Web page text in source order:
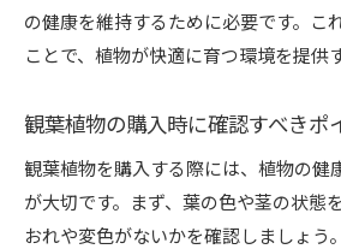
の健康を維持するために必要です。こ
ことで、植物が快適に育つ環境を提供
観葉植物の購入時に確認すべきポ
観葉植物を購入する際には、植物の健
が大切です。まず、葉の色や茎の状態
おれや変色がないかを確認しましょう